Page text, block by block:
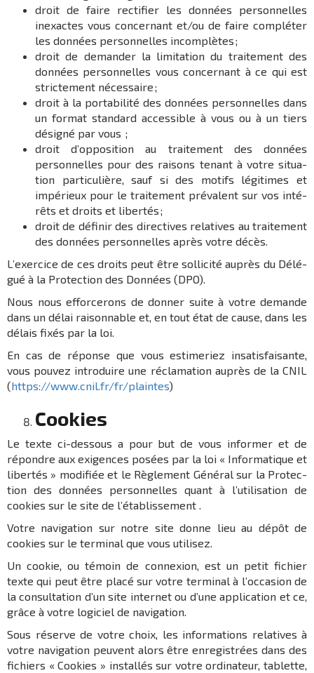
droit de faire recti­fier les données person­nelles
inexactes vous concer­nant et/ou de faire complé­ter
les données person­nelles incom­plètes ;
droit de deman­der la limi­ta­tion du trai­te­ment des
données person­nelles vous concer­nant à ce qui est
stric­te­ment néces­saire ;
droit à la porta­bi­lité des données person­nelles dans
un format stan­dard acces­sible à vous ou à un tiers
dési­gné par vous ;
droit d’op­po­si­tion au trai­te­ment des données
person­nelles pour des raisons tenant à votre situa­
tion parti­cu­lière, sauf si des motifs légi­times et
impé­rieux pour le trai­te­ment prévalent sur vos inté­
rêts et droits et liber­tés ;
droit de défi­nir des direc­tives rela­tives au trai­te­ment
des données person­nelles après votre décès.
L’exer­cice de ces droits peut être solli­cité auprès du Délé­
gué à la Protec­tion des Données (DPO).
Nous nous effor­ce­rons de donner suite à votre demande
dans un délai raison­nable et, en tout état de cause, dans les
délais fixés par la loi.
En cas de réponse que vous esti­me­riez insa­tis­fai­sante,
vous pouvez intro­duire une récla­ma­tion auprès de la CNIL
(https://www.cnil.fr/fr/plaintes)
Cookies
Le texte ci-dessous a pour but de vous infor­mer et de
répondre aux exigences posées par la loi « Infor­ma­tique et
liber­tés » modi­fiée et le Règle­ment Géné­ral sur la Protec­
tion des données person­nelles quant à l’uti­li­sa­tion de
cookies sur le site de l’établissement .
Votre navi­ga­tion sur notre site donne lieu au dépôt de
cookies sur le termi­nal que vous utili­sez.
Un cookie, ou témoin de connexion, est un petit fichier
texte qui peut être placé sur votre termi­nal à l’oc­ca­sion de
la consul­ta­tion d’un site inter­net ou d’une appli­ca­tion et ce,
grâce à votre logi­ciel de navi­ga­tion.
Sous réserve de votre choix, les infor­ma­tions rela­tives à
votre navi­ga­tion peuvent alors être enre­gis­trées dans des
fichiers « Cookies » instal­lés sur votre ordi­na­teur, tablette,